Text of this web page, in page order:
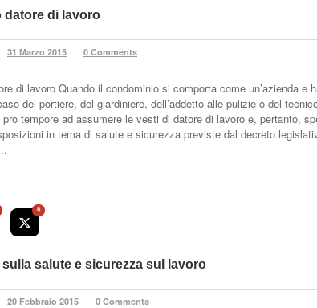
datore di lavoro
31 Marzo 2015 0 Comments
di lavoro Quando il condominio si comporta come un’azienda e
del portiere, del giardiniere, dell’addetto alle pulizie o del
pro tempore ad assumere le vesti di datore di lavoro e, pertanto,
in tema di salute e sicurezza previste dal decreto
0
salute e sicurezza sul lavoro
20 Febbraio 2015 0 Comments